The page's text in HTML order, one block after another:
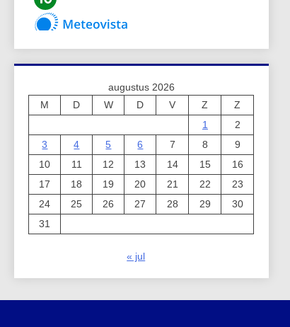
augustus 2026
M
D W D V Z
Z
1
2
3
4 5 6 7 8
9
10
11 12 13 14 15
16
17
18 19 20 21 22
23
24
25 26 27 28 29
30
31
« jul